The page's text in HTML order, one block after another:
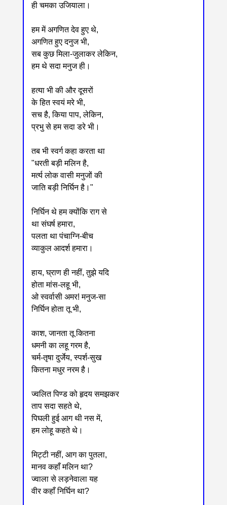
ही चमका उजियाला।
हम में अगणित देव हुए थे,
अगणित हुए दनुज भी,
सब कुछ मिला-जुलाकर लेकिन,
हम थे सदा मनुज ही।
हत्या भी की और दूसरों
के हित स्वयं मरे भी,
सच है, किया पाप, लेकिन,
प्रभु से हम सदा डरे भी।
तब भी स्वर्ग कहा करता था
"धरती बड़ी मलिन है,
मर्त्य लोक वासी मनुजों की
जाति बड़ी निर्घिन है।"
निर्घिन थे हम क्योंकि राग से
था संघर्ष हमारा,
पलता था पंचाग्नि-बीच
व्याकुल आदर्श हमारा।
हाय, घ्राण ही नहीं, तुझे यदि
होता मांस-लहू भी,
ओ स्वर्वासी अमर! मनुज-सा
निर्घिन होता तू भी,
काश, जानता तू कितना
धमनी का लहू गरम है,
चर्म-तृषा दुर्जेय, स्पर्श-सुख
कितना मधुर नरम है।
ज्वलित पिण्ड को हृदय समझकर
ताप सदा सहते थे,
पिघली हुई आग थी नस में,
हम लोहू कहते थे।
मिट्टी नहीं, आग का पुतला,
मानव कहाँ मलिन था?
ज्वाला से लड़नेवाला यह
वीर कहाँ निर्घिन था?